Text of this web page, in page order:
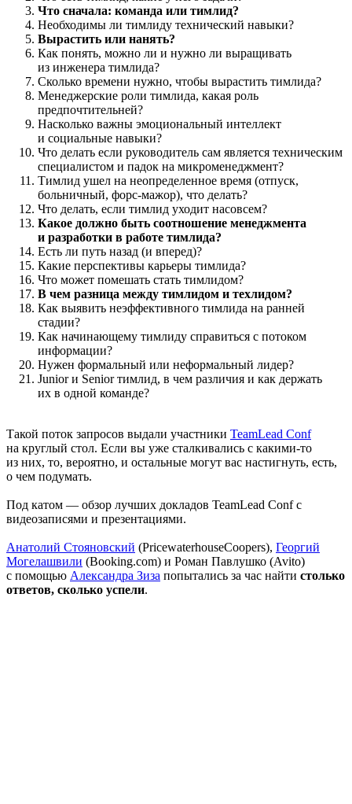
Что сначала: команда или тимлид?
Необходимы ли тимлиду технический навыки?
Вырастить или нанять?
Как понять, можно ли и нужно ли выращивать
из инженера тимлида?
Сколько времени нужно, чтобы вырастить тимлида?
Менеджерские роли тимлида, какая роль
предпочтительней?
Насколько важны эмоциональный интеллект
и социальные навыки?
Что делать если руководитель сам является техническим
специалистом и падок на микроменеджмент?
Тимлид ушел на неопределенное время (отпуск,
больничный, форс-мажор), что делать?
Что делать, если тимлид уходит насовсем?
Какое должно быть соотношение менеджмента
и разработки в работе тимлида?
Есть ли путь назад (и вперед)?
Какие перспективы карьеры тимлида?
Что может помешать стать тимлидом?
В чем разница между тимлидом и техлидом?
Как выявить неэффективного тимлида на ранней
стадии?
Как начинающему тимлиду справиться с потоком
информации?
Нужен формальный или неформальный лидер?
Junior и Senior тимлид, в чем различия и как держать
их в одной команде?
Такой поток запросов выдали участники TeamLead Conf
на круглый стол. Если вы уже сталкивались с какими-то
из них, то, вероятно, и остальные могут вас настигнуть, есть,
о чем подумать.
Под катом — обзор лучших докладов TeamLead Conf с
видеозаписями и презентациями.
Анатолий Стояновский (PricewaterhouseCoopers), Георгий
Могелашвили (Booking.com) и Роман Павлушко (Avito)
с помощью Александра Зиза попытались за час найти столько
ответов, сколько успели.